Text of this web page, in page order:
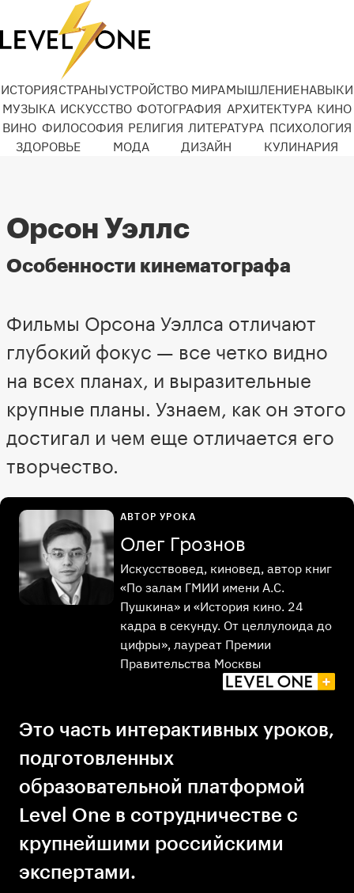
ИСТОРИЯСТРАНЫУСТРОЙСТВО МИРАМЫШЛЕНИЕНАВЫКИ
МУЗЫКА ИСКУССТВО ФОТОГРАФИЯ АРХИТЕКТУРА КИНО
ВИНО ФИЛОСОФИЯ РЕЛИГИЯ ЛИТЕРАТУРА ПСИХОЛОГИЯ
ЗДОРОВЬЕ
МОДА ДИЗАЙН КУЛИНАРИЯ
Орсон Уэллс
Особенности кинематографа
Фильмы Орсона Уэллса отличают
глубокий фокус — все четко видно
на всех планах, и выразительные
крупные планы. Узнаем, как он этого
достигал и чем еще отличается его
творчество.
Это часть интерактивных уроков,
подготовленных
образовательной платформой
Level One в сотрудничестве с
крупнейшими российскими
экспертами.
АВТОР УРОКА
Олег Грознов
Искусствовед, киновед, автор книг
«По залам ГМИИ имени А.С.
Пушкина» и «История кино. 24
кадра в секунду. От целлулоида до
цифры», лауреат Премии
Правительства Москвы